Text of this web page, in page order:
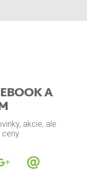
A
akcie, ale